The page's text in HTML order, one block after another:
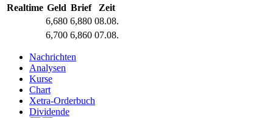
Realtime Geld Brief
Zeit
6,680 6,880 08.08.
6,700 6,860 07.08.
Nachrichten
Analysen
Kurse
Chart
Xetra-Orderbuch
Dividende